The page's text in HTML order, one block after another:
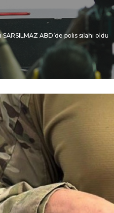
SARSILMAZ ABD’de polis silahı oldu